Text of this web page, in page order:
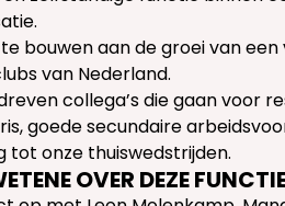
bouwen aan de groei van
van Nederland.
collega’s die gaan voor
goede secundaire
tot onze thuiswedstrijden.
OVER DEZE